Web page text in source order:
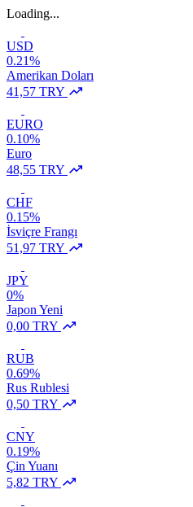
Loading...
USD
0.21%
Amerikan Doları
41,57 TRY
EURO
0.10%
Euro
48,55 TRY
CHF
0.15%
İsviçre Frangı
51,97 TRY
JPY
0%
Japon Yeni
0,00 TRY
RUB
0.69%
Rus Rublesi
0,50 TRY
CNY
0.19%
Çin Yuanı
5,82 TRY